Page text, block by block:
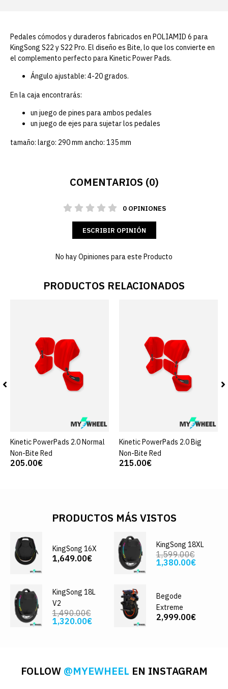
Pedales cómodos y duraderos fabricados en POLIAMID 6 para
KingSong S22 y S22 Pro. El diseño es Bite, lo que los convierte en
el complemento perfecto para Kinetic Power Pads.
Ángulo ajustable: 4-20 grados.
En la caja encontrarás:
un juego de pines para ambos pedales
un juego de ejes para sujetar los pedales
tamaño: largo: 290 mm ancho: 135 mm
COMENTARIOS (0)
0 OPINIONES
ESCRIBIR OPINIÓN
No hay Opiniones para este Producto
PRODUCTOS RELACIONADOS
Kinetic PowerPads 2.0 Normal
Non-Bite Red
205.00€
Kinetic PowerPads 2.0 Big
Non-Bite Red
215.00€
PRODUCTOS MÁS VISTOS
KingSong 16X
1,649.00€
KingSong 18XL
1,599.00€
1,380.00€
KingSong 18L
V2
1,490.00€
1,320.00€
Begode
Extreme
2,999.00€
FOLLOW @MYEWHEEL EN INSTAGRAM